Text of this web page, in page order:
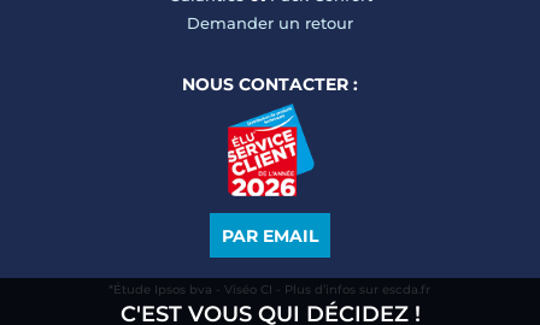
Demander un retour
NOUS CONTACTER :
PAR EMAIL
*Étude Ipsos bva - Viséo CI - Plus d’infos sur escda.fr
C'EST VOUS QUI DÉCIDEZ !